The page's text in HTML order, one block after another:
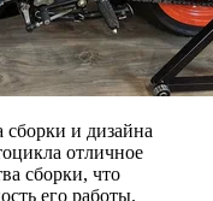
сборки и дизайна
отличное
сборки, что
его работы.